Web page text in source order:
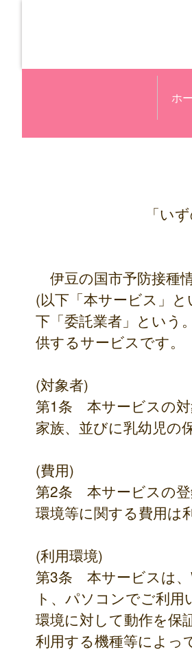
ホ
「い
伊豆の国市予防接種
(以下「本サービス」
下「委託業者」という
供するサービスです。
(対象者)
第1条 本サービスの対
家族、並びに乳幼児の
(費用)
第2条 本サービスの登
環境等に関する費用は
(利用環境)
第3条 本サービスは、
ト、パソコンでご利
環境に対して動作を保
利用する機種等によっ